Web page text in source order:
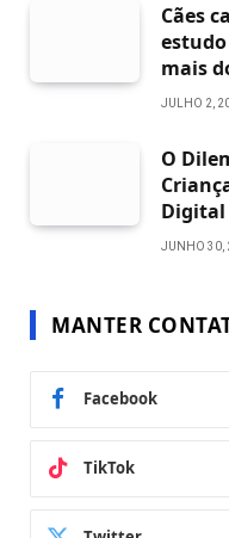
Cães
mais
JULHO 2,
O
Digital
JUNHO 30,
MANTER
Facebook
TikTok